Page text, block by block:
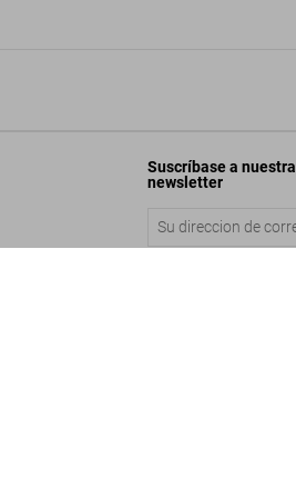
Suscríbase a nuestra
newsletter